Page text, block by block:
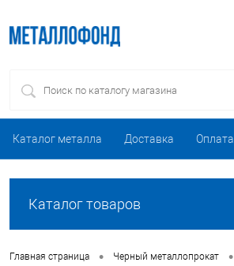
Каталог металла Доставка Оплата
Каталог товаров
Главная страница • Черный металлопрокат •